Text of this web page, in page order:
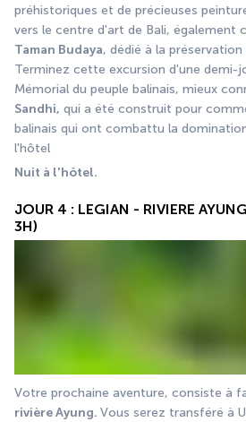
préhistoriques et de précieuses
Taman Budaya, dédié à la
Terminez cette excursion d'une demi-
Mémorial du peuple balinais, mieux
Sandhi, qui a été construit pour
balinais qui ont combattu la
l'hôtel
Nuit à l'hôtel.
JOUR 4 : LEGIAN - RIVIERE
3H)
Votre prochaine aventure, consiste à
rivière Ayung. Vous serez transféré à